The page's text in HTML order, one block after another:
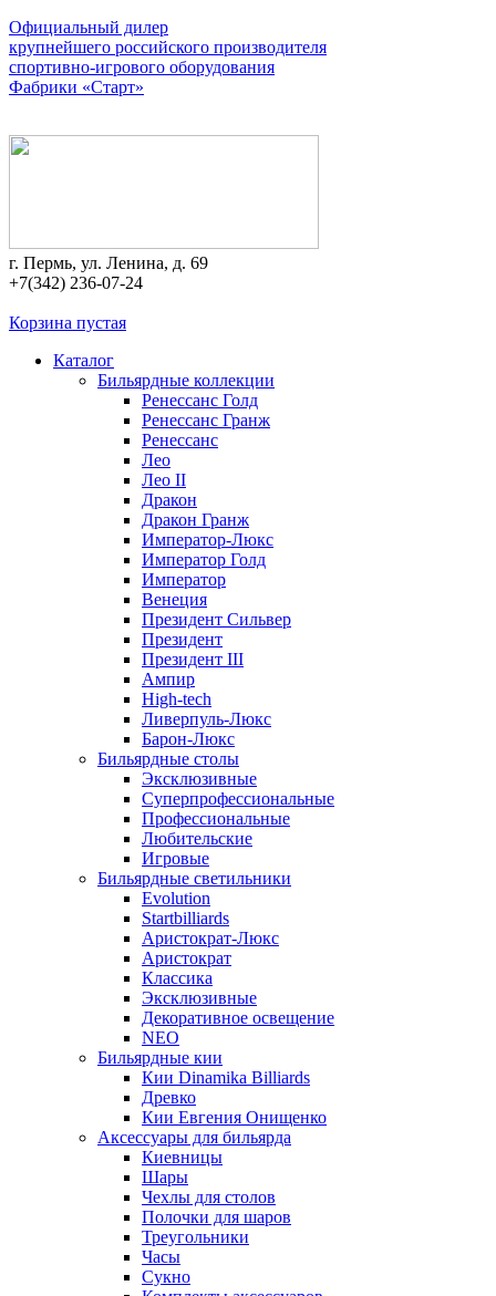
Официальный дилер
крупнейшего российского производителя
спортивно-игрового оборудования
Фабрики «Старт»
г. Пермь, ул. Ленина, д. 69
+7(342) 236-07-24
Корзина пустая
Каталог
Бильярдные коллекции
Ренессанс Голд
Ренессанс Гранж
Ренессанс
Лео
Лео II
Дракон
Дракон Гранж
Император-Люкс
Император Голд
Император
Венеция
Президент Сильвер
Президент
Президент III
Ампир
High-tech
Ливерпуль-Люкс
Барон-Люкс
Бильярдные столы
Эксклюзивные
Суперпрофессиональные
Профессиональные
Любительские
Игровые
Бильярдные светильники
Evolution
Startbilliards
Аристократ-Люкс
Аристократ
Классика
Эксклюзивные
Декоративное освещение
NEO
Бильярдные кии
Кии Dinamika Billiards
Древко
Кии Евгения Онищенко
Аксессуары для бильярда
Киевницы
Шары
Чехлы для столов
Полочки для шаров
Треугольники
Часы
Сукно